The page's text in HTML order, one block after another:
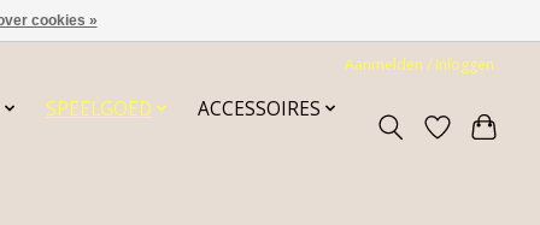
Aanmelden / Inloggen
SPEELGOED
ACCESSOIRES
cookies »